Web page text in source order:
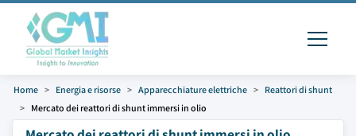
Home Energia e risorse Apparecchiature elettriche
Reattori di shunt
Mercato dei reattori di shunt immersi in olio